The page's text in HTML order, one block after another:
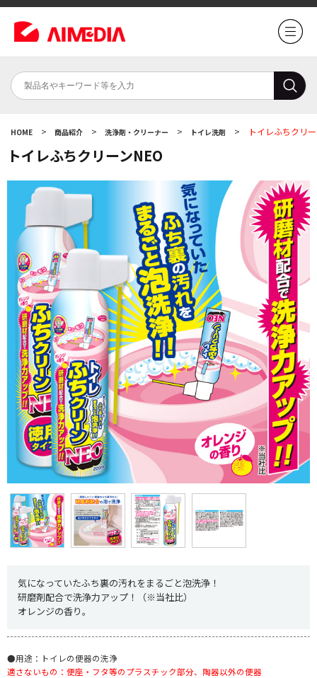
HOME > 商品紹介 > 洗浄剤・クリーナー > トイレ洗剤 > トイレふちクリ
トイレふちクリーンNEO
気になっていたふち裏の汚れをまるごと泡洗浄！
研磨剤配合で洗浄力アップ！（※当社比）
オレンジの香り。
●用途：トイレの便器の洗浄
適さないもの：便座・フタ等のプラスチック部分、陶器以外の便器